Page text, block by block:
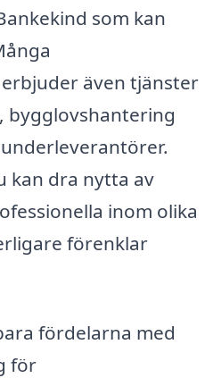
som kan
även tjänster
bygglovshantering
kan dra nytta av
inom olika
förenklar
fördelarna med
för